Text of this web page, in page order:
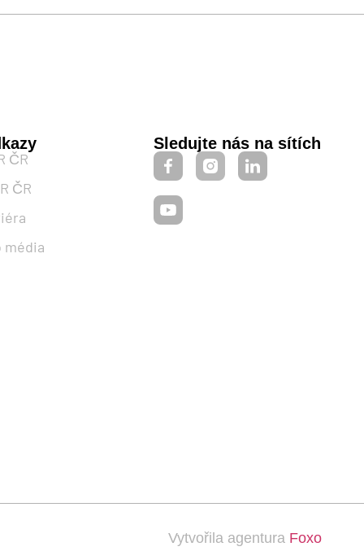
ČR
ČR
média
Sledujte nás na sítích
Vytvořila agentura Foxo